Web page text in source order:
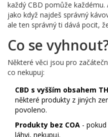
každý CBD pomůže
jako když najdeš správný
ale ten správný ti dává pocit,
Co se
Některé věci jsou pro
co nekupuj:
CBD s vyšším obsahem
některé produkty z jiných
povoleno.
Produkty bez COA -
láhvi, nekupuj.